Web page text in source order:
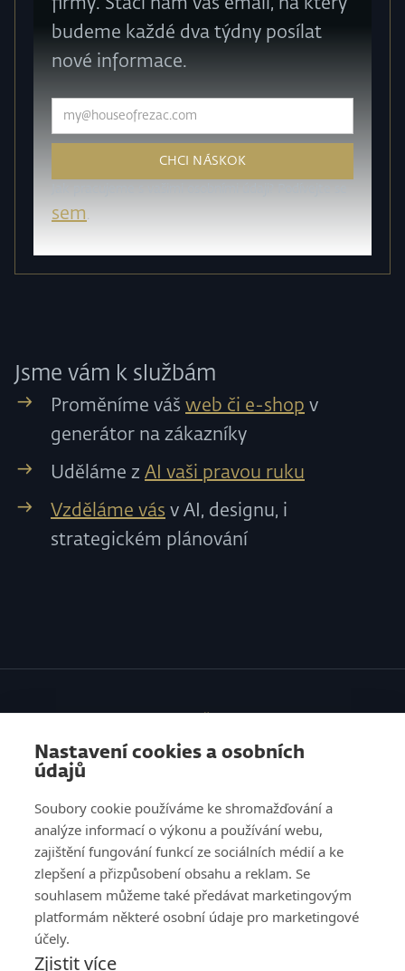
Nastavení cookies a osobních
údajů
Soubory cookie používáme ke shromažďování a
analýze informací o výkonu a používání webu,
zajištění fungování funkcí ze sociálních médií a ke
zlepšení a přizpůsobení obsahu a reklam. Se
souhlasem můžeme také předávat marketingovým
platformám některé osobní údaje pro marketingové
účely.
Zjistit více
budeme každé dva týdny posílat
nové informace.
sem .
Jsme vám k službám
Proměníme váš web či e-shop v
generátor na zákazníky
Uděláme z AI vaši pravou ruku
Vzděláme vás v AI, designu, i
strategickém plánování
VZDĚLÁVÁNÍ
O NÁS
REFERENCE
KARIÉRA